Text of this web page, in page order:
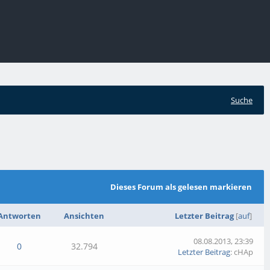
Suche
Dieses Forum als gelesen markieren
Ansichten Letzter Beitrag [auf]
0 32.794
08.08.2013, 23:39
Letzter Beitrag: cHAp